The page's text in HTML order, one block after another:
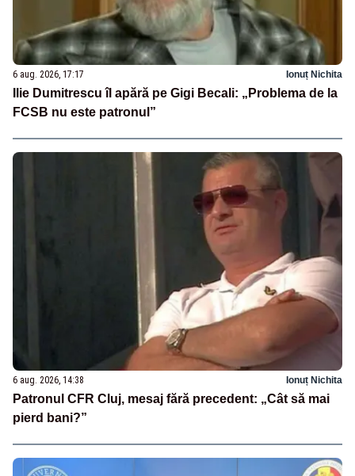
6 aug. 2026, 17:17 Ionuț Nichita
Ilie Dumitrescu îl apără pe Gigi Becali: „Problema de la
FCSB nu este patronul”
6 aug. 2026, 14:38 Ionuț Nichita
Patronul CFR Cluj, mesaj fără precedent: „Cât să mai
pierd bani?”